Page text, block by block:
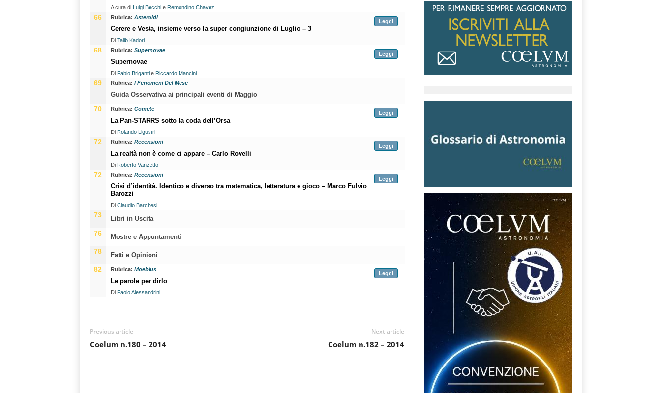
A cura di Luigi Becchie Remondino Chavez
66 Leggi
Rubrica: Asteroidi
Cerere e Vesta, insieme verso la super congiunzione di Luglio – 3
Di Talib Kadori
68 Leggi
Rubrica: Supernovae
Supernovae
Di Fabio Brigantie Riccardo Mancini
69 Rubrica: I Fenomeni Del Mese
Guida Osservativa ai principali eventi di Maggio
70 Leggi
Rubrica: Comete
La Pan-STARRS sotto la coda dell’Orsa
Di Rolando Ligustri
72 Leggi
Rubrica: Recensioni
La realtà non è come ci appare – Carlo Rovelli
Di Roberto Vanzetto
72 Leggi
Rubrica: Recensioni
Crisi d’identità. Identico e diverso tra matematica, letteratura e gioco – Marco Fulvio
Barozzi
Di Claudio Barchesi
73 Libri in Uscita
76 Mostre e Appuntamenti
78 Fatti e Opinioni
82 Leggi
Rubrica: Moebius
Le parole per dirlo
Di Paolo Alessandrini
Previous article
Coelum n.180 – 2014
Next article
Coelum n.182 – 2014